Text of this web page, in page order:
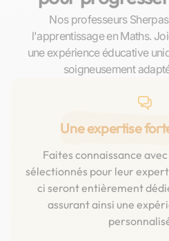
Nos professeurs
l'apprentissage en Maths.
une expérience éducative
soigneusement
Une expertise
Faites connaissance
sélectionnés pour leur
ci seront entièrement
assurant ainsi une